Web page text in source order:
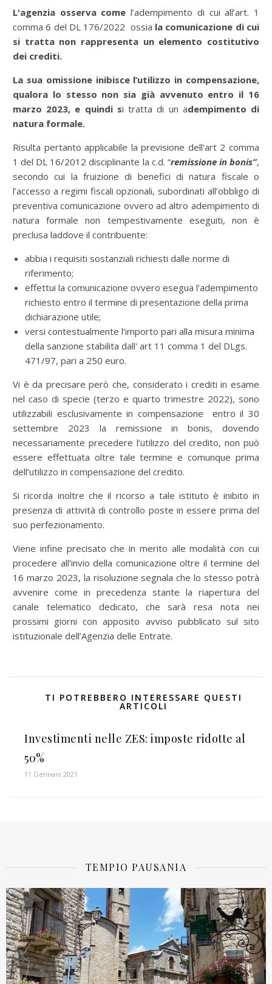
L'agenzia osserva comel’adempimento di cui all’art. 1
comma 6 del DL 176/2022 ossia la comunicazione di cui
si tratta non rappresenta un elemento costitutivo
dei crediti.
La sua omissione inibisce l’utilizzo in compensazione,
qualora lo stesso non sia già avvenuto entro il 16
marzo 2023, e quindi si tratta di un adempimento di
natura formale.
Risulta pertanto applicabile la previsione dell'art 2 comma
1 del DL 16/2012 disciplinante la c.d. “remissione in bonis”,
secondo cui la fruizione di benefici di natura fiscale o
l’accesso a regimi fiscali opzionali, subordinati all’obbligo di
preventiva comunicazione ovvero ad altro adempimento di
natura formale non tempestivamente eseguiti, non è
preclusa laddove il contribuente:
abbia i requisiti sostanziali richiesti dalle norme di
riferimento;
effettui la comunicazione ovvero esegua l’adempimento
richiesto entro il termine di presentazione della prima
dichiarazione utile;
versi contestualmente l’importo pari alla misura minima
della sanzione stabilita dall' art 11 comma 1 del DLgs.
471/97, pari a 250 euro.
Vi è da precisare però che, considerato i crediti in esame
nel caso di specie (terzo e quarto trimestre 2022), sono
utilizzabili esclusivamente in compensazione entro il 30
settembre 2023 la remissione in bonis, dovendo
necessariamente precedere l’utilizzo del credito, non può
essere effettuata oltre tale termine e comunque prima
dell’utilizzo in compensazione del credito.
Si ricorda inoltre che il ricorso a tale istituto è inibito in
presenza di attività di controllo poste in essere prima del
suo perfezionamento.
Viene infine precisato che in merito alle modalità con cui
procedere all’invio della comunicazione oltre il termine del
16 marzo 2023, la risoluzione segnala che lo stesso potrà
avvenire come in precedenza stante la riapertura del
canale telematico dedicato, che sarà resa nota nei
prossimi giorni con apposito avviso pubblicato sul sito
istituzionale dell’Agenzia delle Entrate.
TI POTREBBERO INTERESSARE QUESTI
ARTICOLI
Investimenti nelle ZES: imposte ridotte al
50%
11 Gennaio 2021
TEMPIO PAUSANIA